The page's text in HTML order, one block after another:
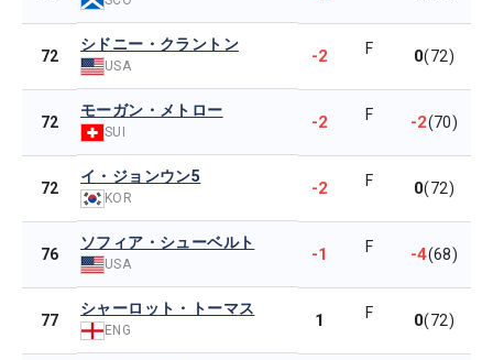
72
シドニー・クラントン
USA -2 F 0(72)
72
モーガン・メトロー
SUI -2 F -2(70)
72
イ・ジョンウン5
KOR -2 F 0(72)
76
ソフィア・シューベルト
USA -1 F -4(68)
77
シャーロット・トーマス
ENG 1 F 0(72)